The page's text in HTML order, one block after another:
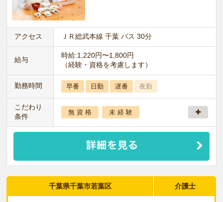
アクセス ＪＲ総武本線 千葉 バス 30分
給与
時給:1,220円〜1,800円
（経験・資格を考慮します）
勤務時間 早番 日勤 遅番 夜勤
こだわり
条件
無 資 格 未 経 験
千葉県千葉市若葉区 介護士